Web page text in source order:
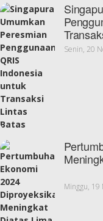
Senin, 20
Minggu, 19